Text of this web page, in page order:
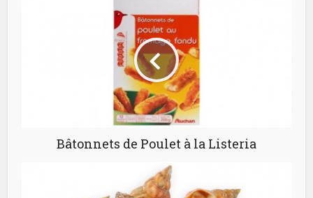
Bâtonnets de Poulet à la Listeria